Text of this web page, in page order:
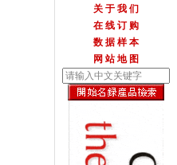
关 于 我 们
在 线 订 购
数 据 样 本
网 站 地 图